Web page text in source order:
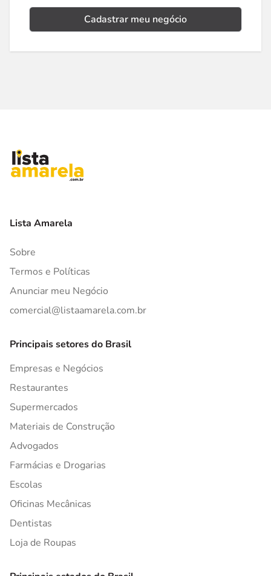
Cadastrar meu negócio
Lista Amarela
Sobre
Termos e Políticas
Anunciar meu Negócio
comercial@listaamarela.com.br
Principais setores do Brasil
Empresas e Negócios
Restaurantes
Supermercados
Materiais de Construção
Advogados
Farmácias e Drogarias
Escolas
Oficinas Mecânicas
Dentistas
Loja de Roupas